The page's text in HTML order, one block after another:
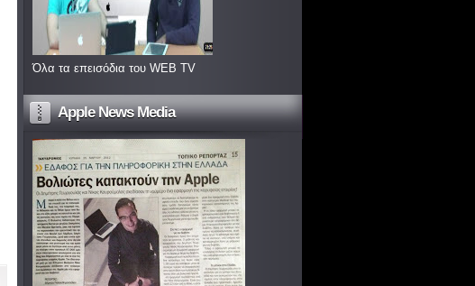
Όλα τα επεισόδια του WEB TV
Apple News Media